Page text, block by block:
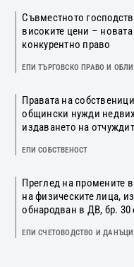
Съвместното
високите цени –
конкурентно право
ЕПИ ТЪРГОВСКО ПРАВО И
Правата на
общински нужди
издаването на
ЕПИ СОБСТВЕНОСТ
Преглед на промените
на физическите лица,
обнародван в ДВ, бр. 30
ЕПИ СЧЕТОВОДСТВО И ДАНЪЦИ